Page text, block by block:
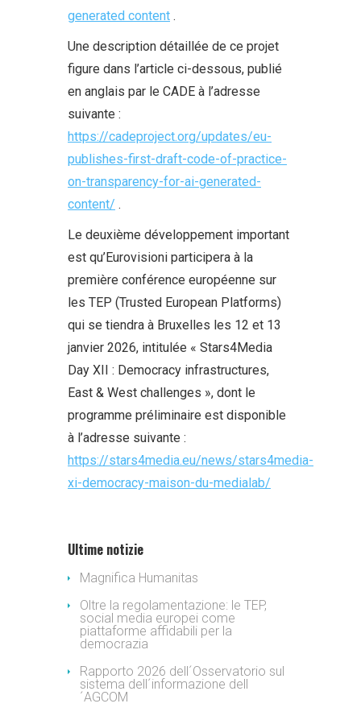
generated content .
Une description détaillée de ce projet
figure dans l’article ci-dessous, publié
en anglais par le CADE à l’adresse
suivante :
https://cadeproject.org/updates/eu-
publishes-first-draft-code-of-practice-
on-transparency-for-ai-generated-
content/ .
Le deuxième développement important
est qu’Eurovisioni participera à la
première conférence européenne sur
les TEP (Trusted European Platforms)
qui se tiendra à Bruxelles les 12 et 13
janvier 2026, intitulée « Stars4Media
Day XII : Democracy infrastructures,
East & West challenges », dont le
programme préliminaire est disponible
à l’adresse suivante :
https://stars4media.eu/news/stars4media-
xi-democracy-maison-du-medialab/
Ultime notizie
Magnifica Humanitas
Oltre la regolamentazione: le TEP,
social media europei come
piattaforme affidabili per la
democrazia
Rapporto 2026 dell´Osservatorio sul
sistema dell´informazione dell
´AGCOM